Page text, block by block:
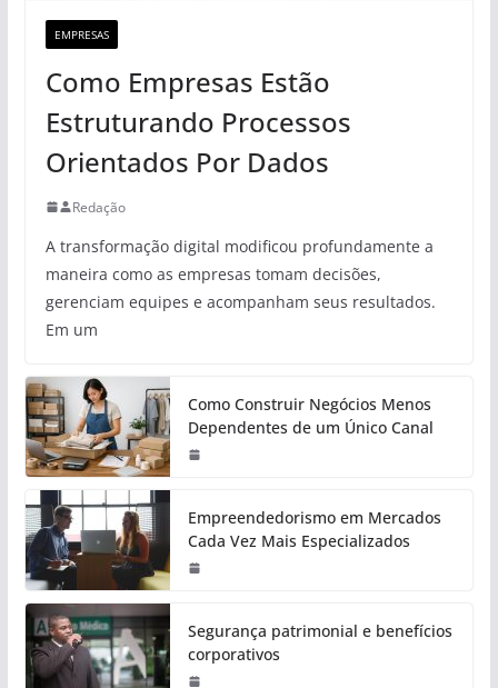
EMPRESAS
Como Empresas Estão
Estruturando Processos
Orientados Por Dados
Redação
A transformação digital modificou profundamente a
maneira como as empresas tomam decisões,
gerenciam equipes e acompanham seus resultados.
Em um
Como Construir Negócios Menos
Dependentes de um Único Canal
Empreendedorismo em Mercados
Cada Vez Mais Especializados
Segurança patrimonial e benefícios
corporativos